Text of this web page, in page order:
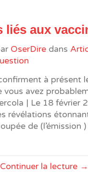
liés aux
OserDire dans
à présent
vous avez
| Le 18 février
révélations
de (l’émission
Continuer la lecture →